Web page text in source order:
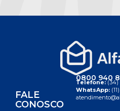
FALE
CONOSCO
0800 940
Telefone:(34)
WhatsApp: